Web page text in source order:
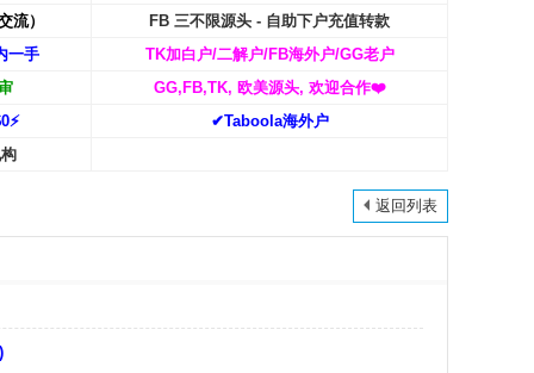
流）
FB 三不限源头 - 自助下户充值转款
一手
TK加白户/二解户/FB海外户/GG老户
GG,FB,TK, 欧美源头, 欢迎合作❤️
✔Taboola海外户
返回列表